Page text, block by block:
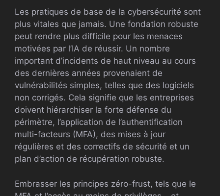
Les pratiques de base de la cybersécurité sont
plus vitales que jamais. Une fondation robuste
peut rendre plus difficile pour les menaces
motivées par l’IA de réussir. Un nombre
important d’incidents de haut niveau au cours
des dernières années provenaient de
vulnérabilités simples, telles que des logiciels
non corrigés. Cela signifie que les entreprises
doivent hiérarchiser la forte défense du
périmètre, l’application de l’authentification
multi-facteurs (MFA), des mises à jour
régulières et des correctifs de sécurité et un
plan d’action de récupération robuste.
Embrasser les principes zéro-frust, tels que le